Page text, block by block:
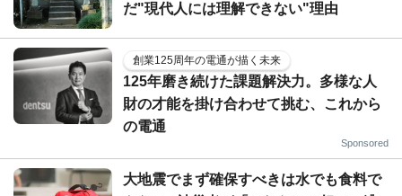
だ"現代人には理解できない"理由
創業125周年の電通が描く未来
125年磨き続けた課題解決力。多様な人
財の才能を掛け合わせて挑む、これから
の電通
Sponsored
大地震でまず確保すべきは水でも食料で